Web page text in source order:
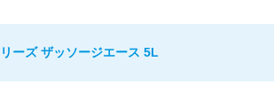
ーズ ザッソージエース 5L